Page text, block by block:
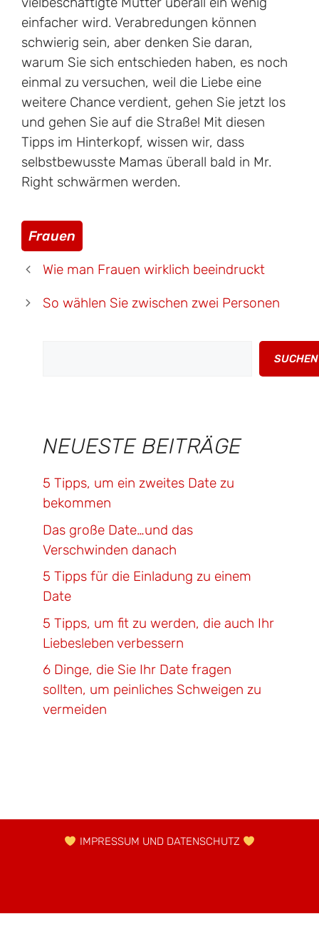
einfacher wird. Verabredungen können
schwierig sein, aber denken Sie daran,
warum Sie sich entschieden haben, es noch
einmal zu versuchen, weil die Liebe eine
weitere Chance verdient, gehen Sie jetzt los
und gehen Sie auf die Straße! Mit diesen
Tipps im Hinterkopf, wissen wir, dass
selbstbewusste Mamas überall bald in Mr.
Right schwärmen werden.
Kategorien
Frauen
Wie man Frauen wirklich beeindruckt
So wählen Sie zwischen zwei Personen
SUCHEN
NEUESTE BEITRÄGE
5 Tipps, um ein zweites Date zu
bekommen
Das große Date…und das
Verschwinden danach
5 Tipps für die Einladung zu einem
Date
5 Tipps, um fit zu werden, die auch Ihr
Liebesleben verbessern
6 Dinge, die Sie Ihr Date fragen
sollten, um peinliches Schweigen zu
vermeiden
IMPRESSUM UND DATENSCHUTZ